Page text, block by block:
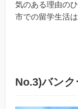
気のある理由の
市での留学生活
No.3)バンク